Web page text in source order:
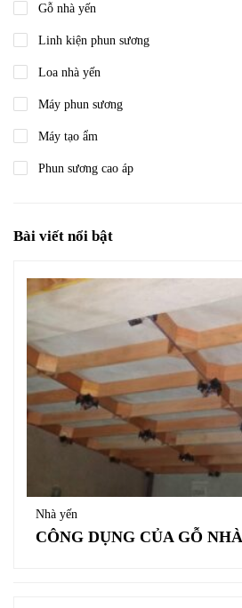
Gỗ nhà yến
Linh kiện phun sương
Loa nhà yến
Máy phun sương
Máy tạo ẩm
Phun sương cao áp
Bài viết nổi bật
Nhà yến
CÔNG DỤNG CỦA GỖ